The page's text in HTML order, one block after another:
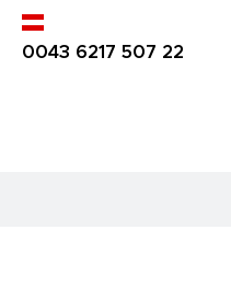
0043 6217 507 22